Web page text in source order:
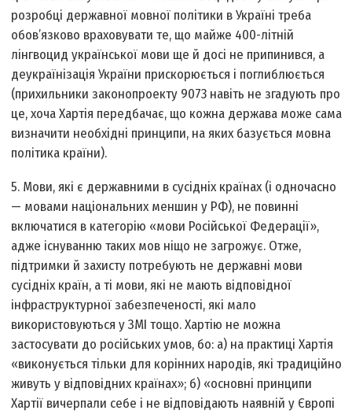
розробці державної мовної політики в Україні треба
обов’язково враховувати те, що майже 400-літній
лінгвоцид української мови ще й досі не припинився, а
деукраїнізація України прискорюється і поглиблюється
(прихильники законопроекту 9073 навіть не згадують про
це, хоча Хартія передбачає, що кожна держава може сама
визначити необхідні принципи, на яких базується мовна
політика країни).
5. Мови, які є державними в сусідніх країнах (і одночасно
— мовами національних меншин у РФ), не повинні
включатися в категорію «мови Російської Федерації»,
адже існуванню таких мов ніщо не загрожує. Отже,
підтримки й захисту потребують не державні мови
сусідніх країн, а ті мови, які не мають відповідної
інфраструктурної забезпеченості, які мало
використовуються у ЗМІ тощо. Хартію не можна
застосувати до російських умов, бо: а) на практиці Хартія
«виконується тільки для корінних народів, які традиційно
живуть у відповідних країнах»; б) «основні принципи
Хартії вичерпали себе і не відповідають наявній у Європі